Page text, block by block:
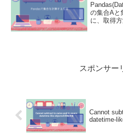
の集合Aと
に、取得
スポンサー
Cannot
datetime-